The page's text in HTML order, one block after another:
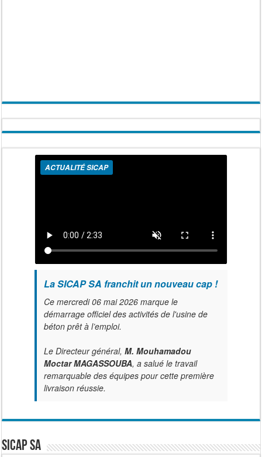
ACTUALITÉ SICAP
La SICAP SA franchit un nouveau cap !
Ce mercredi 06 mai 2026 marque le
démarrage officiel des activités de l'usine de
béton prêt à l’emploi.
Le Directeur général, M. Mouhamadou
Moctar MAGASSOUBA, a salué le travail
remarquable des équipes pour cette première
livraison réussie.
SICAP SA